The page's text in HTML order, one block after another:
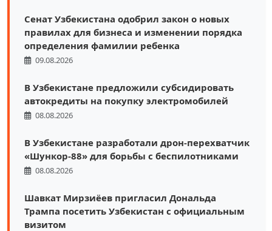
Сенат Узбекистана одобрил закон о новых
правилах для бизнеса и изменении порядка
определения фамилии ребенка
09.08.2026
В Узбекистане предложили субсидировать
автокредиты на покупку электромобилей
08.08.2026
В Узбекистане разработали дрон-перехватчик
«Шункор-88» для борьбы с беспилотниками
08.08.2026
Шавкат Мирзиёев пригласил Дональда
Трампа посетить Узбекистан с официальным
визитом